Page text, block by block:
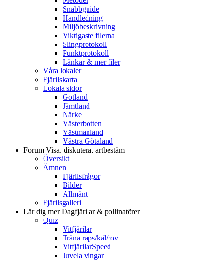
Snabbguide
Handledning
Miljöbeskrivning
Viktigaste filerna
Slingprotokoll
Punktprotokoll
Länkar & mer filer
Våra lokaler
Fjärilskarta
Lokala sidor
Gotland
Jämtland
Närke
Västerbotten
Västmanland
Västra Götaland
Forum Visa, diskutera, artbestäm
Översikt
Ämnen
Fjärilsfrågor
Bilder
Allmänt
Fjärilsgalleri
Lär dig merDagfjärilar & pollinatörer
Quiz
Vitfjärilar
Träna raps/kål/rov
VitfjärilarSpeed
Juvela vingar